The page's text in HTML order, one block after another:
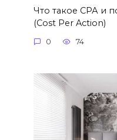
Что такое СРА и
(Cost Per Action)
0 74